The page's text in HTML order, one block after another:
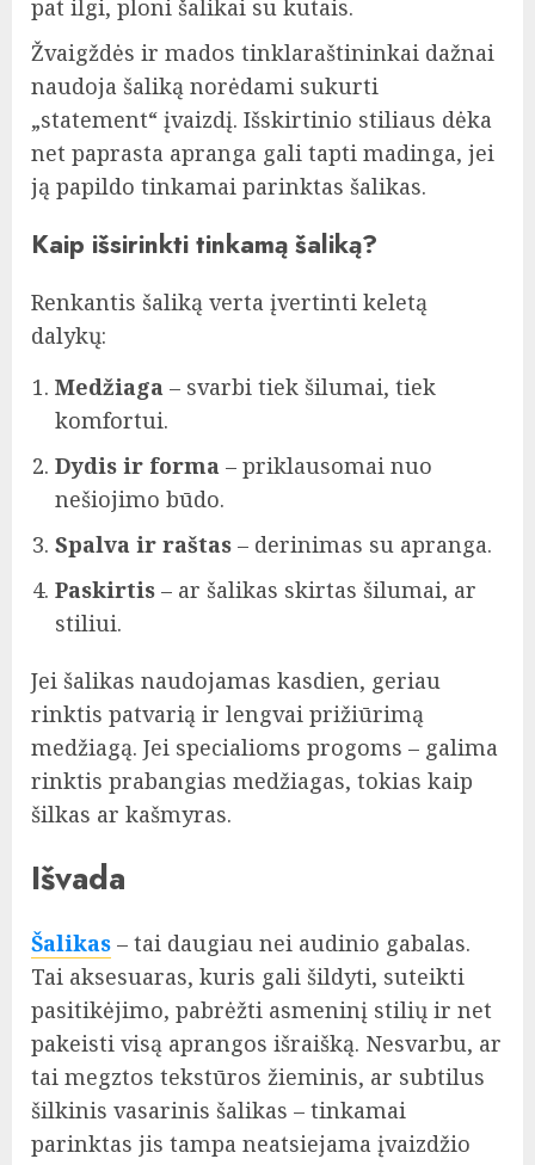
pat ilgi, ploni šalikai su kutais.
Žvaigždės ir mados tinklaraštininkai dažnai
naudoja šaliką norėdami sukurti
„statement“ įvaizdį. Išskirtinio stiliaus dėka
net paprasta apranga gali tapti madinga, jei
ją papildo tinkamai parinktas šalikas.
Kaip išsirinkti tinkamą šaliką?
Renkantis šaliką verta įvertinti keletą
dalykų:
Medžiaga – svarbi tiek šilumai, tiek
komfortui.
Dydis ir forma – priklausomai nuo
nešiojimo būdo.
Spalva ir raštas – derinimas su apranga.
Paskirtis – ar šalikas skirtas šilumai, ar
stiliui.
Jei šalikas naudojamas kasdien, geriau
rinktis patvarią ir lengvai prižiūrimą
medžiagą. Jei specialioms progoms – galima
rinktis prabangias medžiagas, tokias kaip
šilkas ar kašmyras.
Išvada
Šalikas – tai daugiau nei audinio gabalas.
Tai aksesuaras, kuris gali šildyti, suteikti
pasitikėjimo, pabrėžti asmeninį stilių ir net
pakeisti visą aprangos išraišką. Nesvarbu, ar
tai megztos tekstūros žieminis, ar subtilus
šilkinis vasarinis šalikas – tinkamai
parinktas jis tampa neatsiejama įvaizdžio